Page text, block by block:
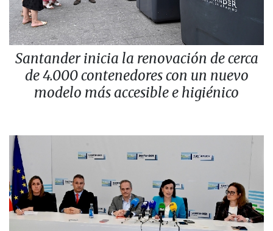
Santander inicia la renovación de cerca
de 4.000 contenedores con un nuevo
modelo más accesible e higiénico